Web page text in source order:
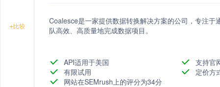
+比较
Coalesce是一家提供数据转换解决方案的公司，专注
队高效、高质量地完成数据项目。
API适用于美国
支持官
有限试用
定价方
网站在SEMrush上的评分为34分